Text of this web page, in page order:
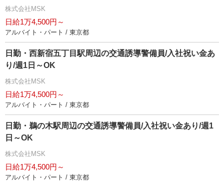
株式会社MSK
日給1万4,500円～
アルバイト・パート / 東京都
日勤・西新宿五丁目駅周辺の交通誘導警備員/入社祝い金あ
り/週1日～OK
株式会社MSK
日給1万4,500円～
アルバイト・パート / 東京都
日勤・鵜の木駅周辺の交通誘導警備員/入社祝い金あり/週1
日～OK
株式会社MSK
日給1万4,500円～
アルバイト・パート / 東京都